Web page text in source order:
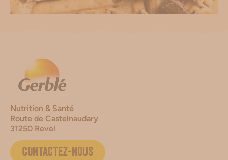
Nutrition & Santé
Route de Castelnaudary
31250 Revel
CONTACTEZ-NOUS